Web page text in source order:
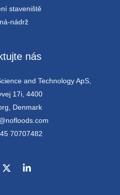
staveniště
nádrž
nás
and Technology ApS,
17i, 4400
Denmark
70707482